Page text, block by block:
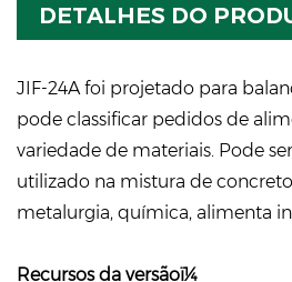
DETALHES DO
JIF-24A foi projetado para
pode classificar pedidos de
variedade de materiais. Pode
utilizado na mistura de
metalurgia, química, alimenta
Recursos da versãoï¼